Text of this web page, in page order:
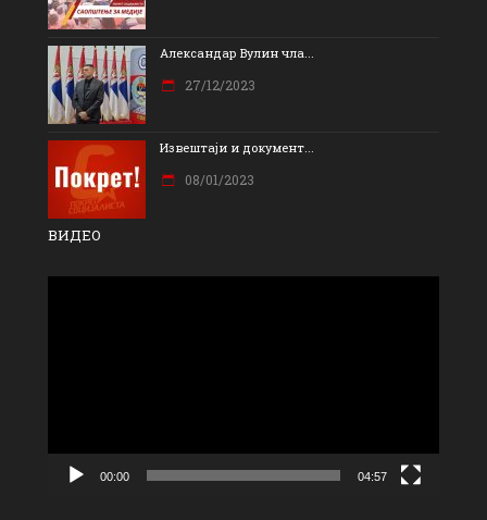
Александар Вулин чла...
27/12/2023
Извештаји и документ...
08/01/2023
ВИДЕО
00:00 04:57